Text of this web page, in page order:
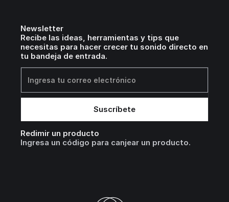
Newsletter
Recibe las ideas, herramientas y tips que
necesitas para hacer crecer tu sonido directo en
tu bandeja de entrada.
Redimir un producto
Ingresa un código para canjear un producto.